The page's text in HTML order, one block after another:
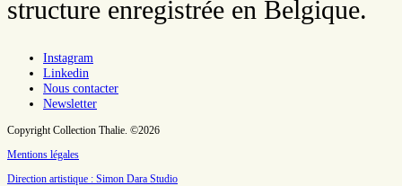
structure enregistrée en Belgique.
Instagram
Linkedin
Nous contacter
Newsletter
Copyright Collection Thalie. ©2026
Mentions légales
Direction artistique : Simon Dara Studio